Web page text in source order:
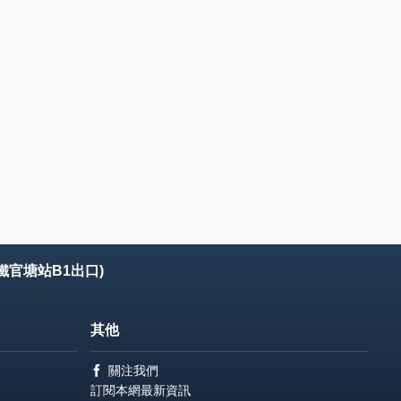
官塘站B1出口)
其他
關注我們
訂閱本網最新資訊